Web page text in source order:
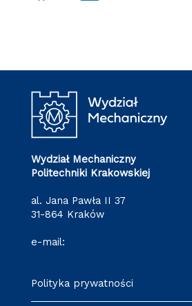
Wydział Mechaniczny
Politechniki Krakowskiej
al. Jana Pawła II 37
31-864 Kraków
e-mail:
Polityka prywatności